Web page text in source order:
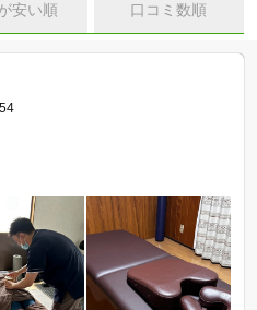
安い順 口コミ数順